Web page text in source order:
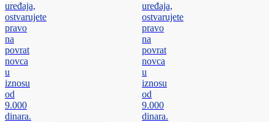
uređaja,
ostvarujete
pravo
na
povrat
novca
u
iznosu
od
9.000
dinara.
uređaja,
ostvarujete
pravo
na
povrat
novca
u
iznosu
od
9.000
dinara.